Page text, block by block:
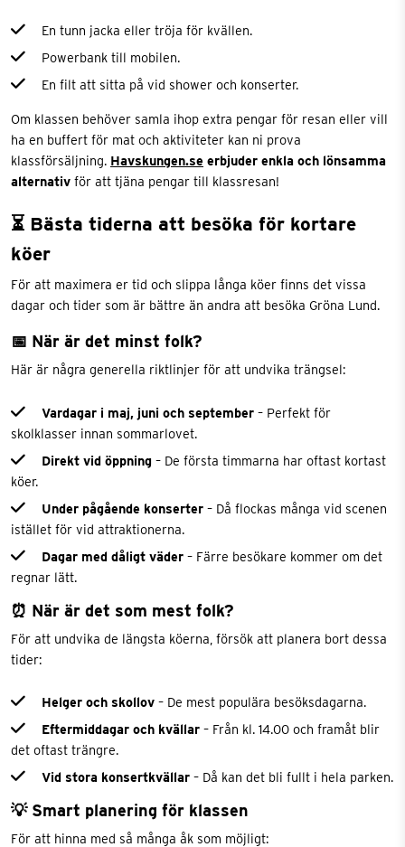
En tunn jacka eller tröja för kvällen.
Powerbank till mobilen.
En filt att sitta på vid shower och konserter.
Om klassen behöver samla ihop extra pengar för resan eller vill
ha en buffert för mat och aktiviteter kan ni prova
klassförsäljning. Havskungen.se erbjuder enkla och lönsamma
alternativ för att tjäna pengar till klassresan!
⏳ Bästa tiderna att besöka för kortare
köer
För att maximera er tid och slippa långa köer finns det vissa
dagar och tider som är bättre än andra att besöka Gröna Lund.
📅 När är det minst folk?
Här är några generella riktlinjer för att undvika trängsel:
Vardagar i maj, juni och september – Perfekt för
skolklasser innan sommarlovet.
Direkt vid öppning – De första timmarna har oftast kortast
köer.
Under pågående konserter – Då flockas många vid scenen
istället för vid attraktionerna.
Dagar med dåligt väder – Färre besökare kommer om det
regnar lätt.
⏰ När är det som mest folk?
För att undvika de längsta köerna, försök att planera bort dessa
tider:
Helger och skollov – De mest populära besöksdagarna.
Eftermiddagar och kvällar – Från kl. 14.00 och framåt blir
det oftast trängre.
Vid stora konsertkvällar – Då kan det bli fullt i hela parken.
💡 Smart planering för klassen
För att hinna med så många åk som möjligt: